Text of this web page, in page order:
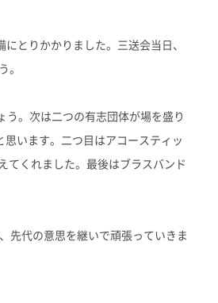
とりかかりました。三送会当日、
。次は二つの有志団体が場を盛り
います。二つ目はアコースティッ
てくれました。最後はブラスバンド
先代の意思を継いで頑張っていきま